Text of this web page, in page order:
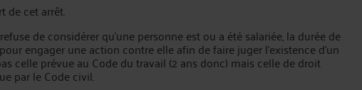
de cet arrêt.
de considérer qu'une personne est ou a été salariée, la durée de
engager une action contre elle afin de faire juger l'existence d'un
celle prévue au Code du travail (2 ans donc) mais celle de droit
par le Code civil.